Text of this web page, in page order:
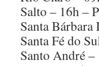
Salto – 16h –
Santa
Santa Fé do
Santo André